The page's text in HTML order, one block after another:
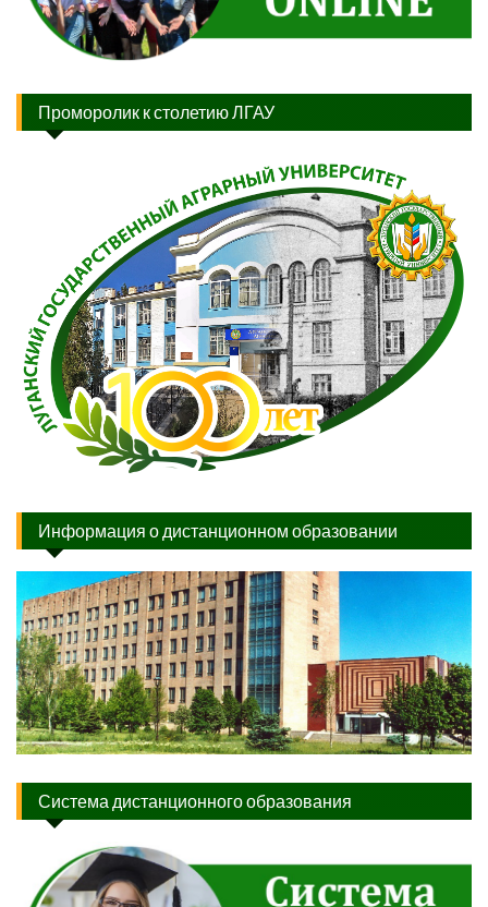
Проморолик к столетию ЛГАУ
Информация о дистанционном образовании
Система дистанционного образования